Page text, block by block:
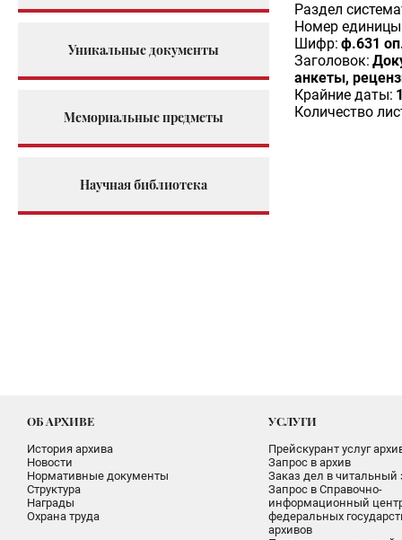
Уникальные документы
Мемориальные предметы
Научная библиотека
Раздел
Номер единицы
Шифр: ф.631
Заголовок:
анкеты,
Крайние даты:
Количество
ОБ АРХИВЕ
История архива
Новости
Нормативные документы
Структура
Награды
Охрана труда
УСЛУГИ
Прейскурант услуг
Запрос в архив
Заказ дел в читальный
Запрос в Справочно-
информационный
федеральных
архивов